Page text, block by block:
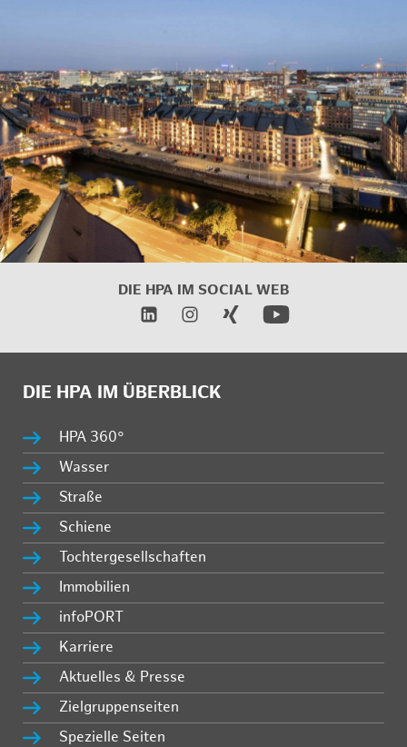
DIE HPA IM SOCIAL WEB
DIE HPA IM ÜBERBLICK
HPA 360°
Wasser
Straße
Schiene
Tochtergesellschaften
Immobilien
infoPORT
Karriere
Aktuelles & Presse
Zielgruppenseiten
Spezielle Seiten